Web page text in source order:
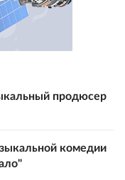
продюсер
комедии